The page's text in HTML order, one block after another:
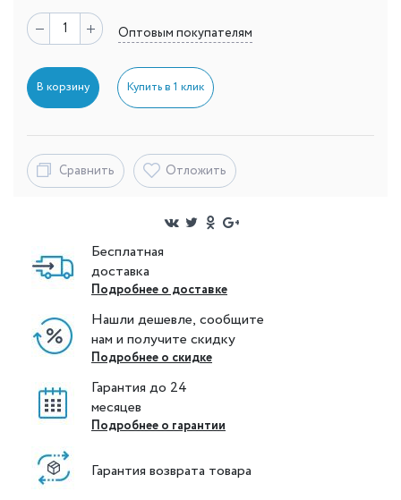
Оптовым покупателям
В корзину Купить в 1 клик
Сравнить Отложить
Бесплатная
доставка
Подробнее о доставке
Нашли дешевле, сообщите
нам и получите скидку
Подробнее о скидке
Гарантия до 24
месяцев
Подробнее о гарантии
Гарантия возврата товара